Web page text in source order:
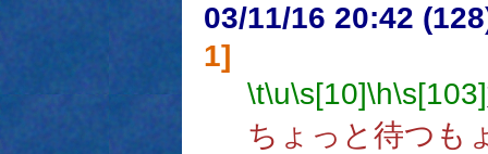
03/11/16 20:42
1]
\t\u\s[10]\h\s[103]
ちょっと待つも